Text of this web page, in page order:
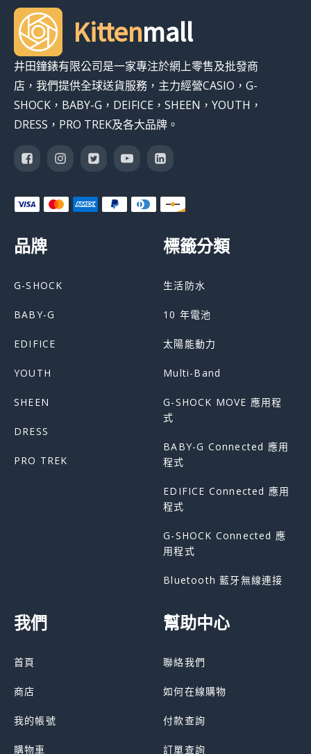
Kittenmall
井田鐘錶有限公司是一家專注於網上零售及批發商
店，我們提供全球送貨服務，主力經營CASIO，G-
SHOCK，BABY-G，DEIFICE，SHEEN，YOUTH，
DRESS，PRO TREK及各大品牌。
品牌
G-SHOCK
BABY-G
EDIFICE
YOUTH
SHEEN
DRESS
PRO TREK
標籤分類
生活防水
10 年電池
太陽能動力
Multi-Band
G-SHOCK MOVE 應用程
式
BABY-G Connected 應用
程式
EDIFICE Connected 應用
程式
G-SHOCK Connected 應
用程式
Bluetooth 藍牙無線連接
我們
首頁
商店
我的帳號
購物車
幫助中心
聯絡我們
如何在線購物
付款查詢
訂單查詢